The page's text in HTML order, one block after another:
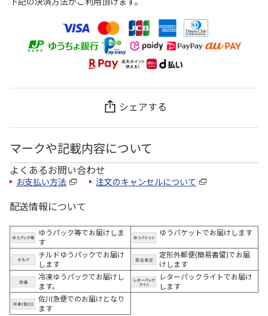
シェアする
マークや記載内容について
よくあるお問い合わせ
お支払い方法 注文のキャンセルについて
配送情報について
ゆうパック等でお届けしま
す
ゆうパケットでお届けします
チルドゆうパックでお届け
します
定形外郵便(簡易書留)でお届
けします
冷凍ゆうパックでお届けし
ます。
レターパックライトでお届け
します
佐川急便でのお届けとなり
ます